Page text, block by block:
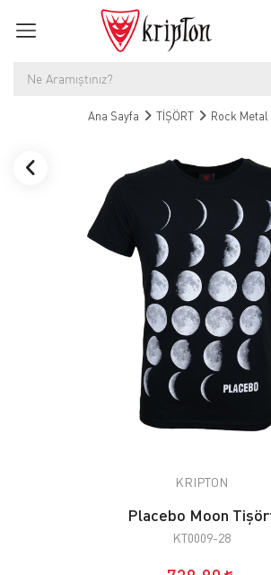
Ana Sayfa TİŞÖRT Rock
KRIPTON
Placebo Moon
KT0009-28